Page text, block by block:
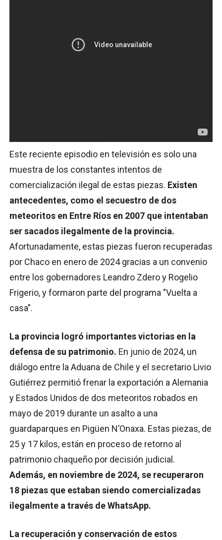
Este reciente episodio en televisión es solo una
muestra de los constantes intentos de
comercialización ilegal de estas piezas. Existen
antecedentes, como el secuestro de dos
meteoritos en Entre Ríos en 2007 que intentaban
ser sacados ilegalmente de la provincia.
Afortunadamente, estas piezas fueron recuperadas
por Chaco en enero de 2024 gracias a un convenio
entre los gobernadores Leandro Zdero y Rogelio
Frigerio, y formaron parte del programa "Vuelta a
casa".
La provincia logró importantes victorias en la
defensa de su patrimonio. En junio de 2024, un
diálogo entre la Aduana de Chile y el secretario Livio
Gutiérrez permitió frenar la exportación a Alemania
y Estados Unidos de dos meteoritos robados en
mayo de 2019 durante un asalto a una
guardaparques en Pigüen N’Onaxa. Estas piezas, de
25 y 17 kilos, están en proceso de retorno al
patrimonio chaqueño por decisión judicial.
Además, en noviembre de 2024, se recuperaron
18 piezas que estaban siendo comercializadas
ilegalmente a través de WhatsApp.
La recuperación y conservación de estos